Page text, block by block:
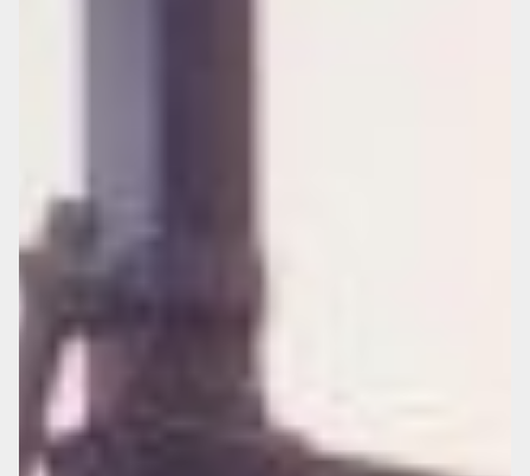
BLACKMETAL
FROM
BIRMINGHAM